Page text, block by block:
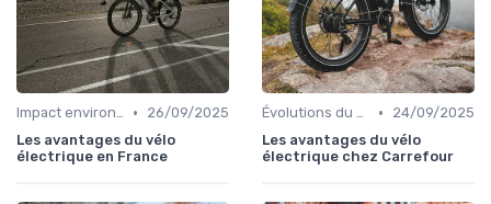
Impact environnemental des vélos électriques •
26/09/2025
Les avantages du vélo
électrique en France
Évolutions du marché du vélo électrique •
24/09/2025
Les avantages du vélo
électrique chez Carrefour